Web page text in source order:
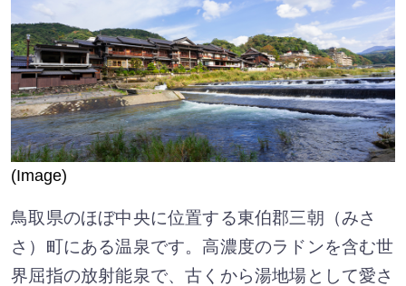
(Image)
鳥取県のほぼ中央に位置する東伯郡三朝（みさ
さ）町にある温泉です。高濃度のラドンを含む世
界屈指の放射能泉で、古くから湯地場として愛さ